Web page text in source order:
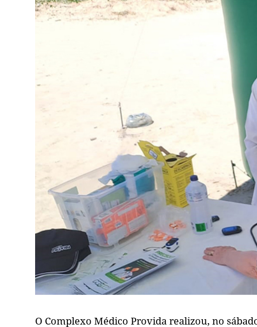
O Complexo Médico Provida realizou, no